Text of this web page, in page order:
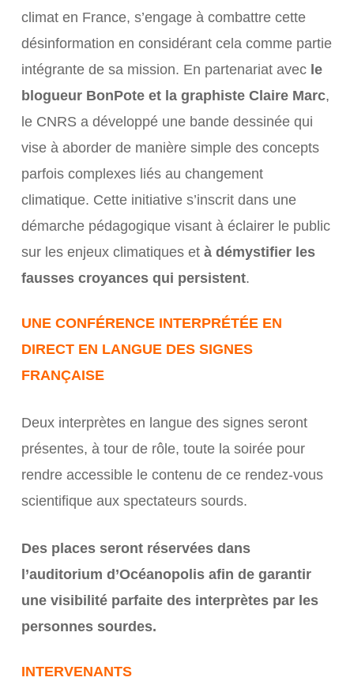
climat en France, s’engage à combattre cette
désinformation en considérant cela comme partie
intégrante de sa mission. En partenariat avec le
blogueur BonPote et la graphiste Claire Marc,
le CNRS a développé une bande dessinée qui
vise à aborder de manière simple des concepts
parfois complexes liés au changement
climatique. Cette initiative s’inscrit dans une
démarche pédagogique visant à éclairer le public
sur les enjeux climatiques et à démystifier les
fausses croyances qui persistent.
UNE CONFÉRENCE INTERPRÉTÉE EN
DIRECT EN LANGUE DES SIGNES
FRANÇAISE
Deux interprètes en langue des signes seront
présentes, à tour de rôle, toute la soirée pour
rendre accessible le contenu de ce rendez-vous
scientifique aux spectateurs sourds.
Des places seront réservées dans
l’auditorium d’Océanopolis afin de garantir
une visibilité parfaite des interprètes par les
personnes sourdes.
INTERVENANTS